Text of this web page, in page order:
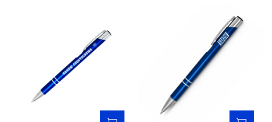
Długopis niebieski - Raków
Częstochowa
Długopis niebieski 26/27 -